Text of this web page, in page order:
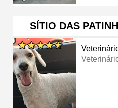
SÍTIO DAS